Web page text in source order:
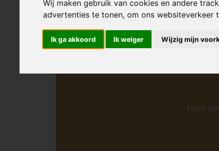
Wij maken gebruik van cookies en andere
advertenties te tonen, om ons websiteverkeer
Ik ga akkoord Ik weiger Wijzig mijn
Maak